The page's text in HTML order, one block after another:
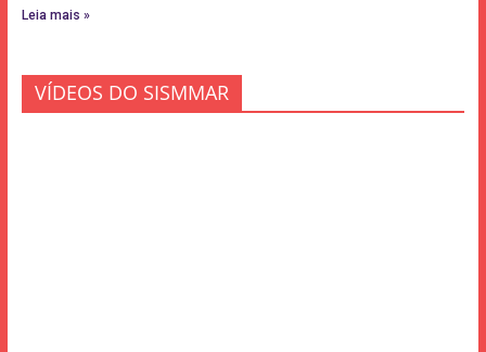
Leia mais »
VÍDEOS DO SISMMAR